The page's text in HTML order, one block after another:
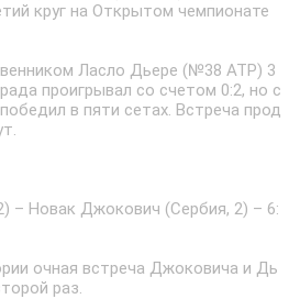
круг на Открытом чемпионате
Ласло Дьере (№38 АТР) 3
проигрывал со счетом 0:2, но с
в пяти сетах. Встреча прод
– Новак Джокович (Сербия, 2) – 6:
очная встреча Джоковича и Дь
раз.